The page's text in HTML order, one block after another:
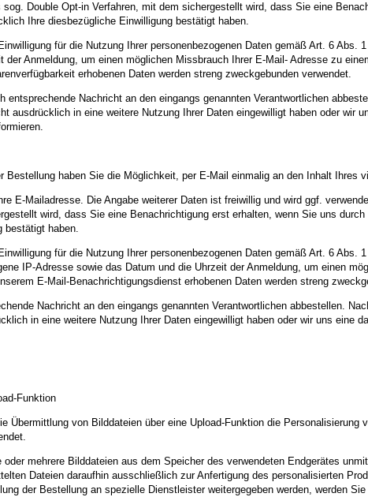
Double Opt-in Verfahren, mit dem sichergestellt wird, dass Sie eine
Ihre diesbezügliche Einwilligung bestätigt haben.
für die Nutzung Ihrer personenbezogenen Daten gemäß Art. 6
Anmeldung, um einen möglichen Missbrauch Ihrer E-Mail- Adresse zu
erhobenen Daten werden streng zweckgebunden verwendet.
Nachricht an den eingangs genannten Verantwortlichen
ausdrücklich in eine weitere Nutzung Ihrer Daten eingewilligt haben oder wir
haben Sie die Möglichkeit, per E-Mail einmalig an den Inhalt Ihres
E-Mailadresse. Die Angabe weiterer Daten ist freiwillig und wird ggf.
wird, dass Sie eine Benachrichtigung erst erhalten, wenn Sie uns
bestätigt haben.
für die Nutzung Ihrer personenbezogenen Daten gemäß Art. 6 Abs.
IP-Adresse sowie das Datum und die Uhrzeit der Anmeldung, um einen
E-Mail-Benachrichtigungsdienst erhobenen Daten werden streng
Nachricht an den eingangs genannten Verantwortlichen abbestellen.
in eine weitere Nutzung Ihrer Daten eingewilligt haben oder wir uns eine
Funktion
Übermittlung von Bilddateien über eine Upload-Funktion die
mehrere Bilddateien aus dem Speicher des verwendeten Endgerätes
Dateien daraufhin ausschließlich zur Anfertigung des personalisierten
der Bestellung an spezielle Dienstleister weitergegeben werden, werden